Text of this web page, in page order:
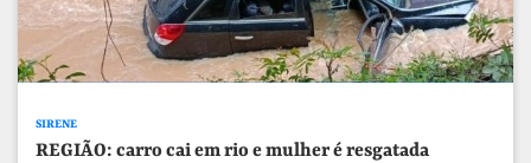
SIRENE
REGIÃO: carro cai em rio e mulher é resgatada